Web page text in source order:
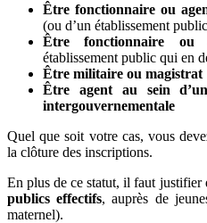
Être fonctionnaire ou
(ou d’un établissement
Être fonctionnaire ou
établissement public qui en
Être militaire ou magistrat
Être agent au sein
intergouvernementale
Quel que soit votre cas, vous
la clôture des inscriptions.
En plus de ce statut, il faut justifier
publics effectifs, auprès de
maternel).